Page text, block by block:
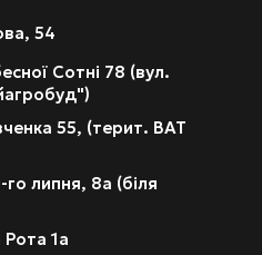
54
Сотні 78 (вул.
55, (терит. ВАТ
липня, 8а (біля
1а